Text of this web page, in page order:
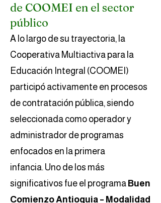
de COOMEI en el sector
público
A lo largo de su trayectoria, la
Cooperativa Multiactiva para la
Educación Integral (COOMEI)
participó activamente en procesos
de contratación pública, siendo
seleccionada como operador y
administrador de programas
enfocados en la primera
infancia. Uno de los más
significativos fue el programa Buen
Comienzo Antioquia – Modalidad